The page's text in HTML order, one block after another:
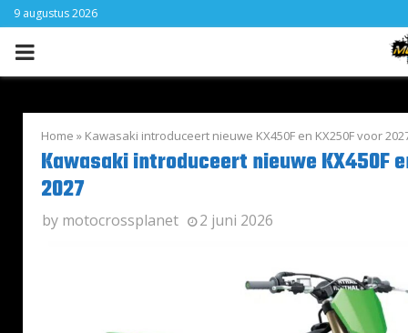
9 augustus 2026
PRIMARY
Home » Kawasaki introduceert nieuwe KX450F en KX250F voor
Kawasaki introduceert nieuwe KX450F
2027
by motocrossplanet 2 juni 2026